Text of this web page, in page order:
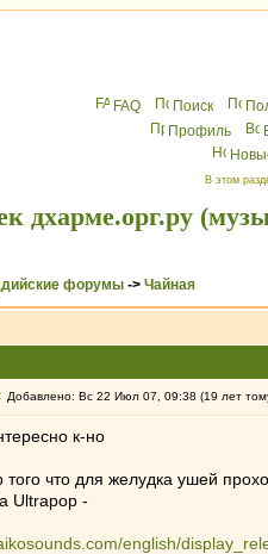
FAQ Поиск
Профиль
В этом
дхарме.орг.ру
форумы -> Чайная
Добавлено: Вс 22 Июл 07, 09:38 (19 лет
к-но
того что для желудка ушей
Ultrapop -
english/